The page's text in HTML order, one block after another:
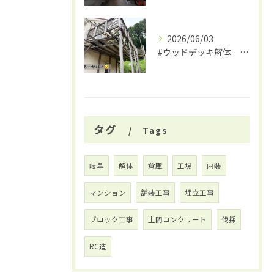
2026/06/03
#ウッドデッキ解体 #関市 #大福
タグ Tags
岐阜 解体 倉庫 工場 内装
マンション 舗装工事 埋立工事
ブロック工事 土間コンクリート 伐採
RC造